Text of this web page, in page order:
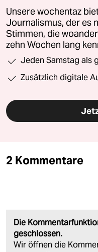
Unsere wochentaz
Journalismus, der es
Stimmen, die
zehn Wochen lang
Jeden Samstag als
Zusätzlich digitale
2 Kommentare
Die
geschlossen.
Wir öffnen die